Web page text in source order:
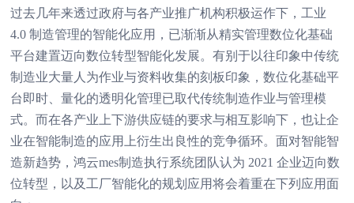
过去几年来透过政府与各产业推广机构积极运作下，工业
4.0 制造管理的智能化应用，已渐渐从精实管理数位化基础
平台建置迈向数位转型智能化发展。有别于以往印象中传统
制造业大量人为作业与资料收集的刻板印象，数位化基础平
台即时、量化的透明化管理已取代传统制造作业与管理模
式。而在各产业上下游供应链的要求与相互影响下，也让企
业在智能制造的应用上衍生出良性的竞争循环。面对智能智
造新趋势，鸿云mes制造执行系统团队认为 2021 企业迈向数
位转型，以及工厂智能化的规划应用将会着重在下列应用面